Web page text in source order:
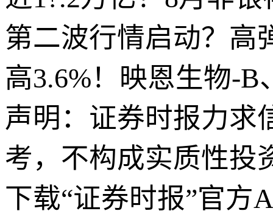
第二波行情启动？高
高3.6%！映恩生物-
声明：证券时报力求
考，不构成实质性投
下载“证券时报”官方